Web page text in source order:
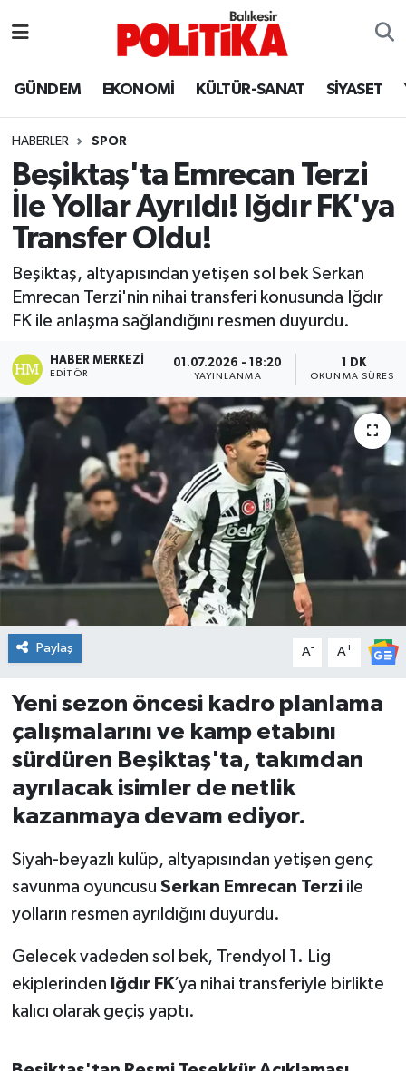
GÜNDEM EKONOMİ KÜLTÜR-SANAT SİYASET
HABERLER SPOR
Beşiktaş'ta Emrecan Terzi
İle Yollar Ayrıldı! Iğdır FK'ya
Transfer Oldu!
Beşiktaş, altyapısından yetişen sol bek Serkan
Emrecan Terzi'nin nihai transferi konusunda Iğdır
FK ile anlaşma sağlandığını resmen duyurdu.
HABER MERKEZI
EDITÖR
01.07.2026 - 18:20
YAYINLANMA
1 DK
OKUNMA SÜRESI
Paylaş A- A+
Yeni sezon öncesi kadro planlama
çalışmalarını ve kamp etabını
sürdüren Beşiktaş'ta, takımdan
ayrılacak isimler de netlik
kazanmaya devam ediyor.
Siyah-beyazlı kulüp, altyapısından yetişen genç
savunma oyuncusu Serkan Emrecan Terziile
yolların resmen ayrıldığını duyurdu.
Gelecek vadeden sol bek, Trendyol 1. Lig
ekiplerinden Iğdır FK’ya nihai transferiyle birlikte
kalıcı olarak geçiş yaptı.
Ayvalık
Balya
Bandırma
Bigadiç
BİYOGRAFİLER
DÜNYA
Dursunbey
Edremit
EĞİTİM
EKONOMİ
Gömeç
Gönen
Havran
İvrindi
KENT GÜNDEMİ
Kepsut
KÜLTÜR-SANAT
Balıkesir Hava Durumu
Balıkesir Namaz Vakitleri
Balıkesir Trafik Yoğunluk Haritası
Süper Lig Puan Durumu ve Fikstür
Tüm Manşetler